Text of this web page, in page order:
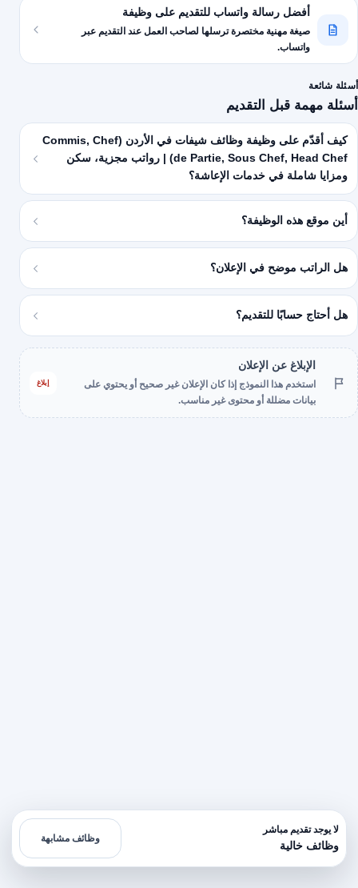
أفضل رسالة واتساب للتقديم على وظيفة
صيغة مهنية مختصرة ترسلها لصاحب العمل عند التقديم عبر
واتساب.
أسئلة شائعة
أسئلة مهمة قبل التقديم
كيف أقدّم على وظيفة وظائف شيفات في الأردن (Commis, Chef
de Partie, Sous Chef, Head Chef) | رواتب مجزية، سكن
ومزايا شاملة في خدمات الإعاشة؟
أين موقع هذه الوظيفة؟
هل الراتب موضح في الإعلان؟
هل أحتاج حسابًا للتقديم؟
الإبلاغ عن الإعلان
استخدم هذا النموذج إذا كان الإعلان غير صحيح أو يحتوي على
بيانات مضللة أو محتوى غير مناسب.
إبلاغ
لا يوجد تقديم مباشر
وظائف خالية
وظائف مشابهة